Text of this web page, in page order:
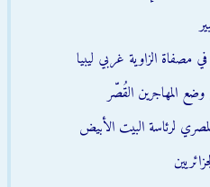
الزاوية غربي ليبيا
المهاجرين القُصّر
لرئاسة البيت الأبيض